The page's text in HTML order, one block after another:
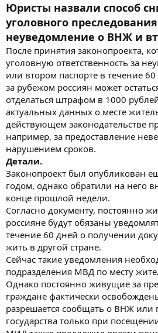
Юристы назвали способ
уголовного
неуведомление о ВНЖ и
После принятия законопроекта,
уголовную ответственность за
или втором паспорте в течение
за рубежом россиян может
отделаться штрафом в 1000
актуальных данных о месте
действующем законодательстве
например, за предоставление
нарушением сроков.
Детали.
Законопроект был опубликован
годом, однако обратили на него
конце прошлой недели.
Согласно документу, постоянно
россияне будут обязаны
течение 60 дней о получении
жить в другой стране.
Сейчас такие уведомления
подразделения МВД по месту
Однако постоянно живущие за
граждане фактически
разрешается сообщать о ВНЖ или
государства только при